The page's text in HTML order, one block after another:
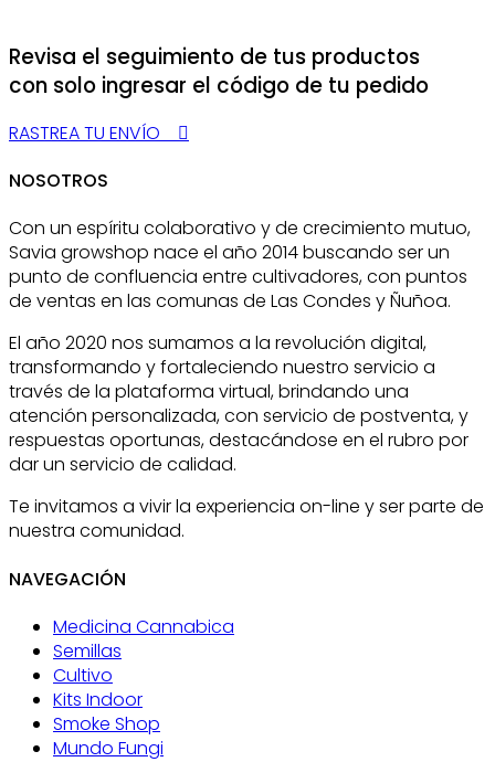
Revisa el seguimiento de tus productos
con solo ingresar el código de tu pedido
RASTREA TU ENVÍO
NOSOTROS
Con un espíritu colaborativo y de crecimiento mutuo,
Savia growshop nace el año 2014 buscando ser un
punto de confluencia entre cultivadores, con puntos
de ventas en las comunas de Las Condes y Ñuñoa.
El año 2020 nos sumamos a la revolución digital,
transformando y fortaleciendo nuestro servicio a
través de la plataforma virtual, brindando una
atención personalizada, con servicio de postventa, y
respuestas oportunas, destacándose en el rubro por
dar un servicio de calidad.
Te invitamos a vivir la experiencia on-line y ser parte de
nuestra comunidad.
NAVEGACIÓN
Medicina Cannabica
Semillas
Cultivo
Kits Indoor
Smoke Shop
Mundo Fungi